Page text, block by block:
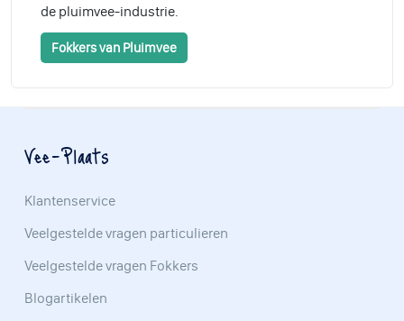
de pluimvee-industrie.
Fokkers van Pluimvee
Vee-Plaats
Klantenservice
Veelgestelde vragen particulieren
Veelgestelde vragen Fokkers
Blogartikelen